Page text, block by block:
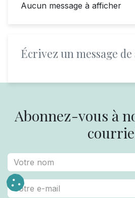
Aucun message à afficher
Écrivez un message
Abonnez-vous à